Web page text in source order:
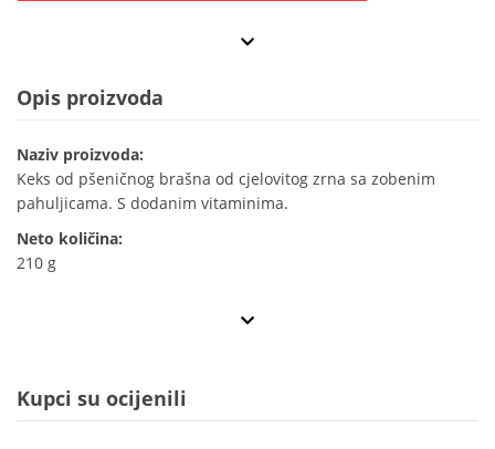
Opis proizvoda
Naziv proizvoda:
Keks od pšeničnog brašna od cjelovitog zrna sa zobenim
pahuljicama. S dodanim vitaminima.
Neto količina:
210 g
Kupci su ocijenili